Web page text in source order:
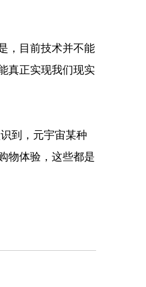
，目前技术并不能
真正实现我们现实
到，元宇宙某种
物体验，这些都是